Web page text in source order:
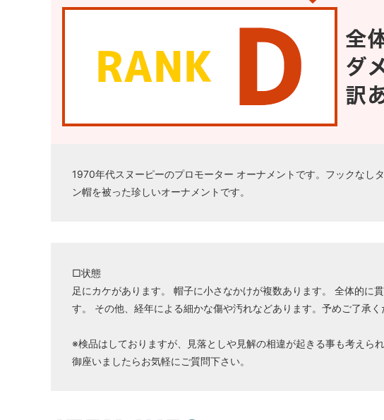
1970年代スヌーピーのプロモーター オーナメントです。フックなし
ン帽を被った珍しいオーナメントです。
□状態
足にカケがあります。 帽子に小さなかけが複数あります。 全体的に
す。 その他、経年による細かな傷や汚れなどあります。予めご了承く
※検品はしておりますが、見落としや見解の相違が起きる事も考えら
御座いましたらお気軽にご質問下さい。